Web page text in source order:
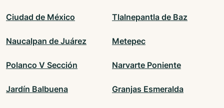
Ciudad de México Tlalnepantla de Baz
Naucalpan de Juárez Metepec
Polanco V Sección Narvarte Poniente
Jardín Balbuena Granjas Esmeralda